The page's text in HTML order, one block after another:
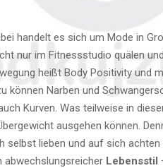
handelt es sich um Mode in
nur im Fitnessstudio quälen
heißt Body Positivity und
können Narben und
Kurven. Was teilweise in
ausgehen können.
selbst lieben und auf sich achten
abwechslungsreicher Lebensstil